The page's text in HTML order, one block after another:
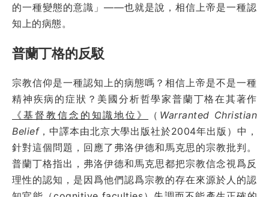
的一種變態的意識」——也就是說，相信上帝是一種認
知上的病態。
普蘭丁格的反駁
宗教信仰是一種認知上的病態嗎？相信上帝是不是一種
精神疾病的症狀？美國分析哲學家普蘭丁格在其著作
《基督教信念的知識地位》
（ Warranted Christian
Belief，中譯本由北京大學出版社於2004年出版）中，
針對這個問題，回應了弗洛伊德和馬克思的宗教批判。
普蘭丁格指出，弗洛伊德和馬克思都把宗教信念視爲反
理性的認知，是因爲他們認爲宗教的存在來源於人的認